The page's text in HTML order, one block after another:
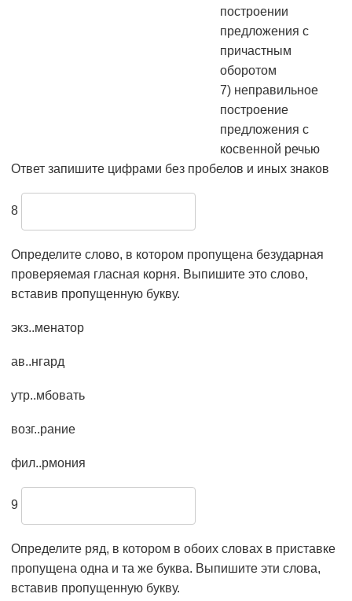
построении
предложения с
причастным
оборотом
7) неправильное
построение
предложения с
косвенной речью
Ответ запишите цифрами без пробелов и иных знаков
8
Определите слово, в котором пропущена безударная
проверяемая гласная корня. Выпишите это слово,
вставив пропущенную букву.
экз..менатор
ав..нгард
утр..мбовать
возг..рание
фил..рмония
9
Определите ряд, в котором в обоих словах в приставке
пропущена одна и та же буква. Выпишите эти слова,
вставив пропущенную букву.